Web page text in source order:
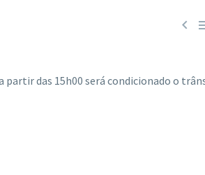

partir das 15h00 será condicionado o